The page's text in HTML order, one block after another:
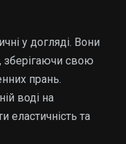
у догляді. Вони
зберігаючи свою
прань.
воді на
еластичність та